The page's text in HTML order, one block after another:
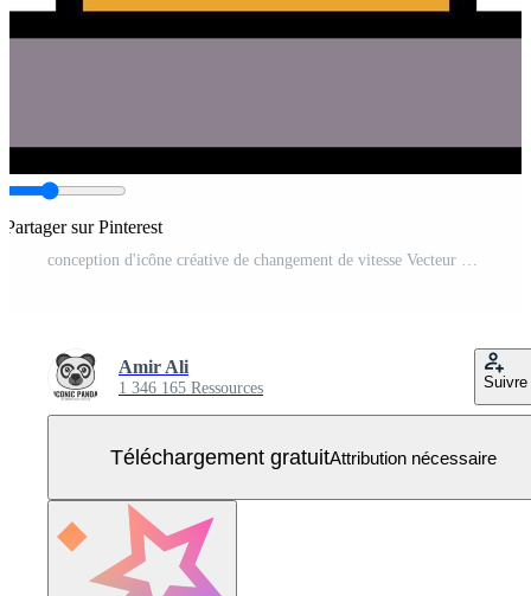
Partager sur Pinterest
conception d'icône créative de changement de vitesse Vecteur Gratuit
Amir Ali
1 346 165 Ressources Suivre
Téléchargement gratuitAttribution nécessaire